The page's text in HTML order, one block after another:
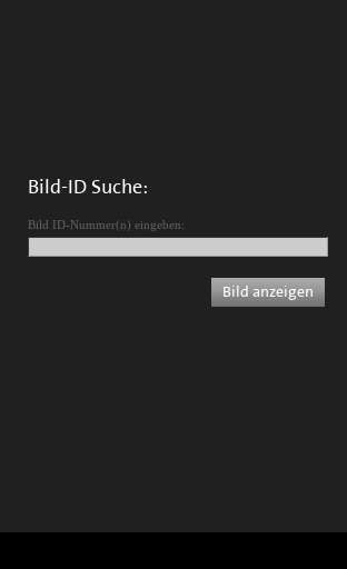
Bild-ID Suche:
Bild ID-Nummer(n) eingeben: